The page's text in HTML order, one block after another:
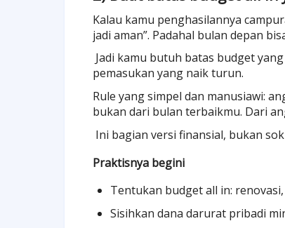
Kalau kamu penghasilannya
jadi aman”. Padahal bulan depan
Jadi kamu butuh batas budget
pemasukan yang naik turun.
Rule yang simpel dan manusiawi:
bukan dari bulan terbaikmu. Dari
Ini bagian versi finansial, bukan
Praktisnya begini
Tentukan budget all in:
Sisihkan dana darurat pribadi